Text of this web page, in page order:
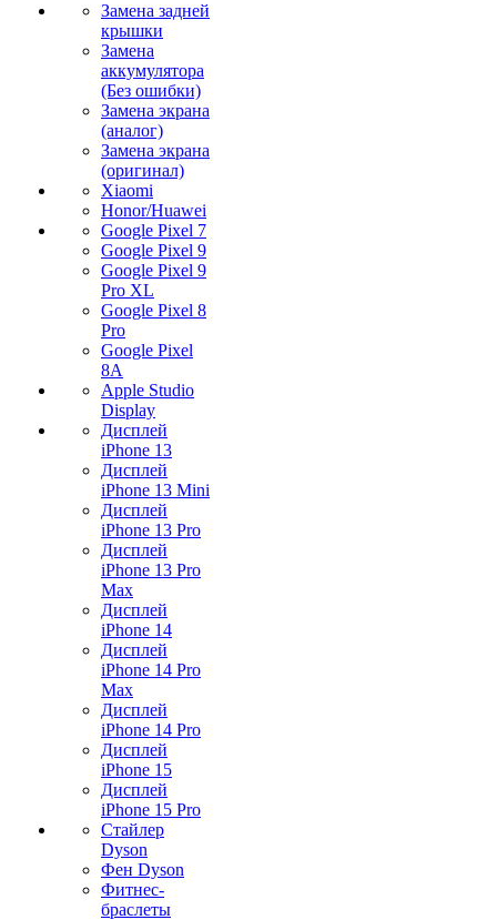
Замена задней
крышки
Замена
аккумулятора
(Без ошибки)
Замена экрана
(аналог)
Замена экрана
(оригинал)
Xiaomi
Honor/Huawei
Google Pixel 7
Google Pixel 9
Google Pixel 9
Pro XL
Google Pixel 8
Pro
Google Pixel
8A
Apple Studio
Display
Дисплей
iPhone 13
Дисплей
iPhone 13 Mini
Дисплей
iPhone 13 Pro
Дисплей
iPhone 13 Pro
Max
Дисплей
iPhone 14
Дисплей
iPhone 14 Pro
Max
Дисплей
iPhone 14 Pro
Дисплей
iPhone 15
Дисплей
iPhone 15 Pro
Стайлер
Dyson
Фен Dyson
Фитнес-
браслеты